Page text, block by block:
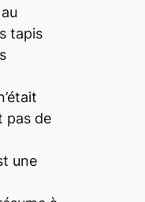
tapis
pas de
une